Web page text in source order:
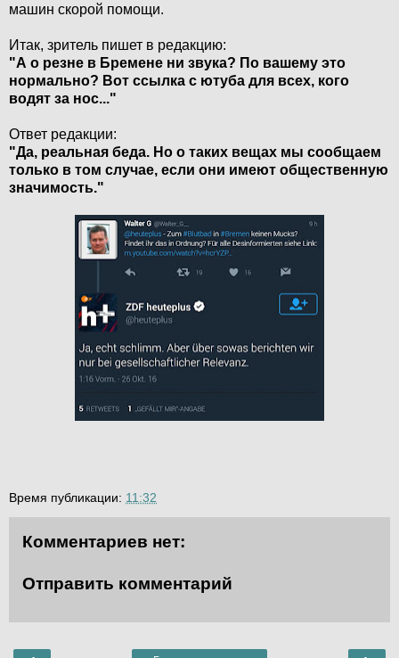
машин скорой помощи.
Итак, зритель пишет в редакцию:
"А о резне в Бремене ни звука? По вашему это
нормально? Вот ссылка с ютуба для всех, кого
водят за нос..."
Ответ редакции:
"Да, реальная беда. Но о таких вещах мы сообщаем
только в том случае, если они имеют общественную
значимость."
Время публикации: 11:32
Комментариев нет:
Отправить комментарий